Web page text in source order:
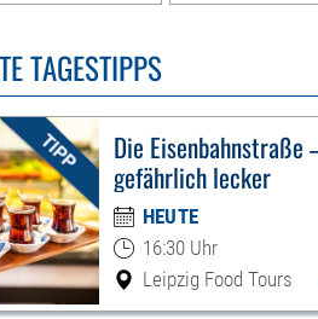
TAGESTIPPS
Die Eisenbahnstraße
gefährlich lecker
HEUTE
16:30 Uhr
Leipzig Food Tours